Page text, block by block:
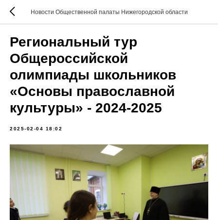
Новости Общественной палаты Нижегородской области
Региональный тур
Общероссийской
олимпиады школьников
«Основы православной
культуры» - 2024-2025
2025-02-04 18:02